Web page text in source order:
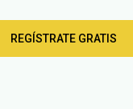
REGÍSTRATE GRATIS